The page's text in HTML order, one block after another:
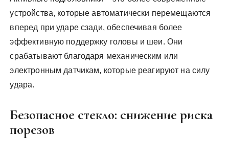
устройства, которые автоматически перемещаются
вперед при ударе сзади, обеспечивая более
эффективную поддержку головы и шеи. Они
срабатывают благодаря механическим или
электронным датчикам, которые реагируют на силу
удара.
Безопасное стекло: снижение риска
порезов